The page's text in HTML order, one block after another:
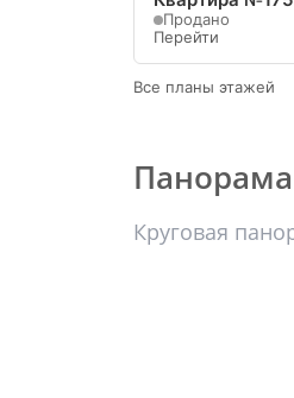
Продано
Перейти
Все планы этажей
Панорама
Круговая